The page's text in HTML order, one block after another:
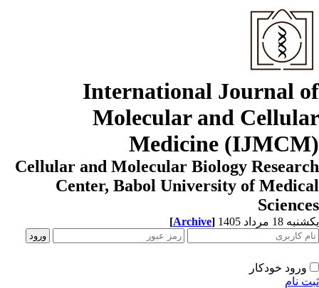
International Journal
Molecular and
Medicine
Cellular and Molecular Biology
Center, Babol University of
18 مرداد 1405 [Archive]
ورود خودکار
نام